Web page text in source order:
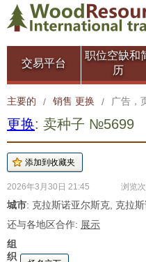
交易平台
职位空缺和
历
主要的 / 销售 更换 / 广告，
更换: 卖种子 №5699
2026年3月30日 21:45 浏览
城市: 克拉斯诺亚尔斯克, 克拉
还与各地区合作: 展示
组
织